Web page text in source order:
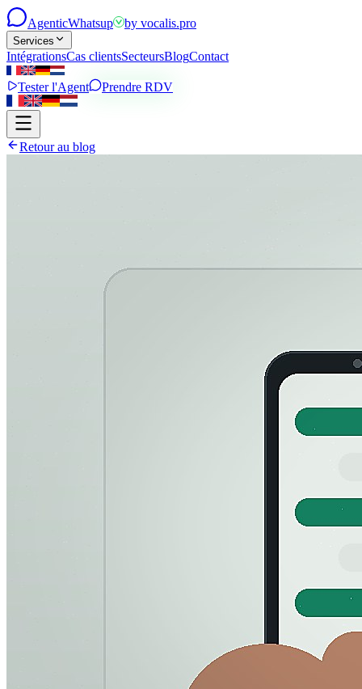
AgenticWhatsup by vocalis.pro
Services
IntégrationsCas clientsSecteursBlogContact
Tester l'Agent Prendre RDV
Retour au blog